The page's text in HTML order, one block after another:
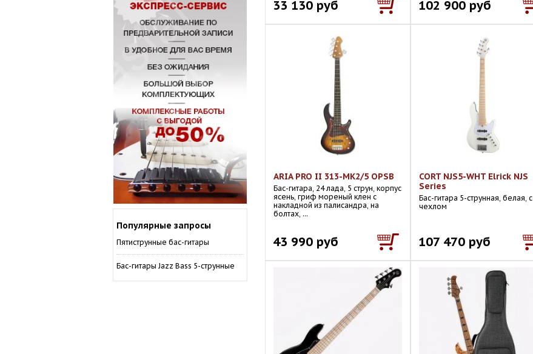
Популярные запросы
Пятиструнные бас-гитары
Бас-гитары Jazz Bass 5-струнные
33 130 руб 102 900 руб
ARIA PRO II 313-MK2/5 OPSB
Бас-гитара, 24 лада, 5 струн, корпус
ясень, гриф мореный клен с
накладной из палисандра, на
болтах, ...
43 990 руб
CORT NJS5-WHT Elrick NJS
Series
Бас-гитара 5-струнная, белая, с
чехлом
107 470 руб